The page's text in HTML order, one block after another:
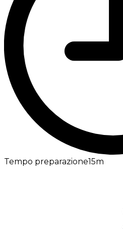
Tempo preparazione15m